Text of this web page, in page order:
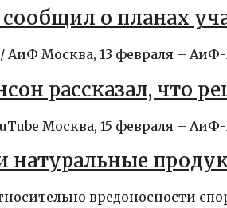
о планах
АиФ Москва, 13 февраля –
рассказал, что
Москва, 15 февраля –
натуральные
вредоносности